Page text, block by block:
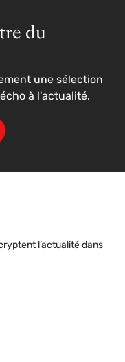
du
une sélection
à l'actualité.
l’actualité dans